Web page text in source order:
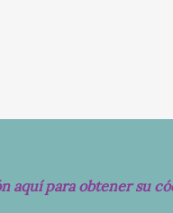
aquí para obtener su